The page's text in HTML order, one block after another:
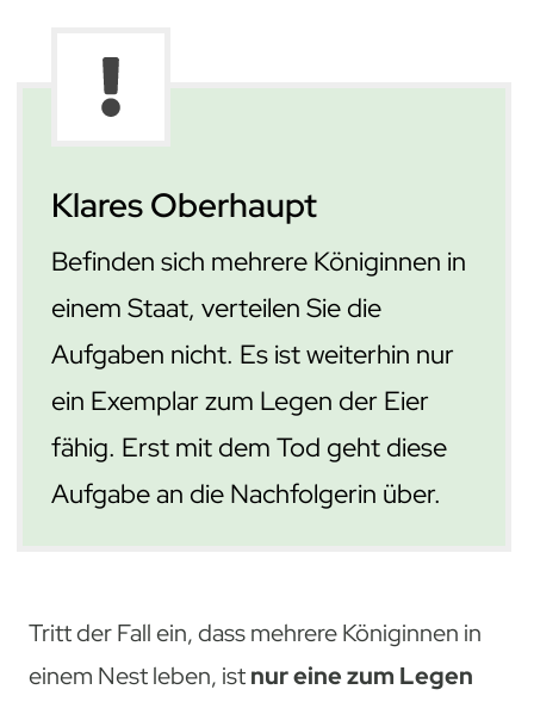
Klares Oberhaupt
Befinden sich mehrere Königinnen in
einem Staat, verteilen Sie die
Aufgaben nicht. Es ist weiterhin nur
ein Exemplar zum Legen der Eier
fähig. Erst mit dem Tod geht diese
Aufgabe an die Nachfolgerin über.
Tritt der Fall ein, dass mehrere Königinnen in
einem Nest leben, istnur eine zum Legen